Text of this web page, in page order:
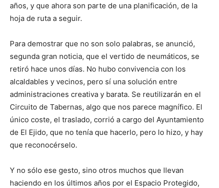
años, y que ahora son parte de una planificación, de la
hoja de ruta a seguir.
Para demostrar que no son solo palabras, se anunció,
segunda gran noticia, que el vertido de neumáticos, se
retiró hace unos días. No hubo convivencia con los
alcaldables y vecinos, pero sí una solución entre
administraciones creativa y barata. Se reutilizarán en el
Circuito de Tabernas, algo que nos parece magnífico. El
único coste, el traslado, corrió a cargo del Ayuntamiento
de El Ejido, que no tenía que hacerlo, pero lo hizo, y hay
que reconocérselo.
Y no sólo ese gesto, sino otros muchos que llevan
haciendo en los últimos años por el Espacio Protegido,